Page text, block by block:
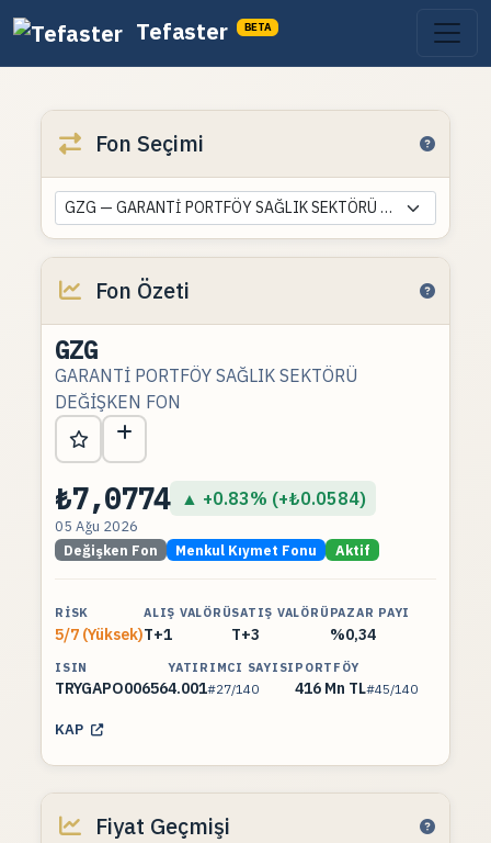
Tefaster BETA
Fon Seçimi
GZG — GARANTİ PORTFÖY SAĞLIK SEKTÖRÜ DEĞİŞKEN FON
Fon Özeti
GZG
GARANTİ PORTFÖY SAĞLIK SEKTÖRÜ
DEĞİŞKEN FON
₺7,0774 ▲ +0.83% (+₺0.0584)
05 Ağu 2026
Değişken Fon Menkul Kıymet Fonu Aktif
RISK
5/7 (Yüksek)
ALIŞ VALÖRÜ
T+1
SATIŞ VALÖRÜ
T+3
PAZAR PAYI
%0,34
ISIN
TRYGAPO00656
YATIRIMCI SAYISI
4.001#27/140
PORTFÖY
416 Mn TL#45/140
KAP
Fiyat Geçmişi